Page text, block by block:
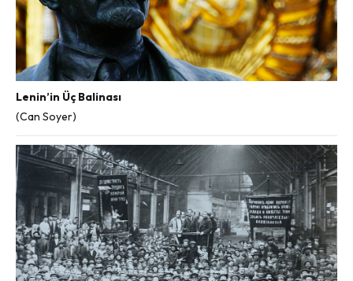
Lenin’in Üç Balinası
(Can Soyer)